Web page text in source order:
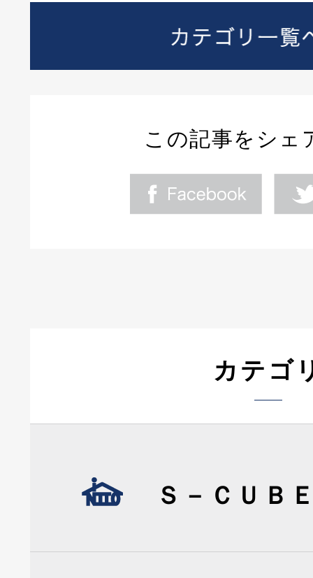
この記事をシェ
カテゴ
Ｓ－ＣＵＢ